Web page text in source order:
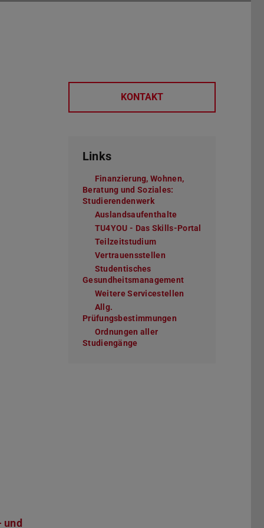
und
KONTAKT
Links
Finanzierung, Wohnen,
Beratung und Soziales:
Studierendenwerk
Auslandsaufenthalte
TU4YOU - Das Skills-Portal
Teilzeitstudium
Vertrauensstellen
Studentisches
Gesundheitsmanagement
Weitere Servicestellen
Allg.
Prüfungsbestimmungen
Ordnungen aller
Studiengänge